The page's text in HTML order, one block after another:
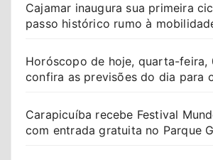
Cajamar inaugura sua primeira
passo histórico rumo à
Horóscopo de hoje, quarta-
confira as previsões do dia para
Carapicuíba recebe Festival
com entrada gratuita no Parque